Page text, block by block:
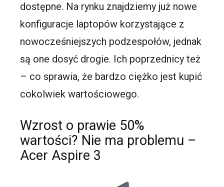
dostępne. Na rynku znajdziemy już nowe
konfiguracje laptopów korzystające z
nowocześniejszych podzespołów, jednak
są one dosyć drogie. Ich poprzednicy też
– co sprawia, że bardzo ciężko jest kupić
cokolwiek wartościowego.
Wzrost o prawie 50%
wartości? Nie ma problemu –
Acer Aspire 3